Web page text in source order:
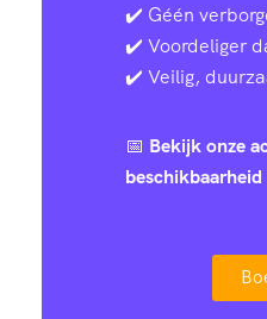
✔️ Géén
✔️ Voordeliger
✔️ Veilig,
📅 Bekijk onze
beschikbaarheid